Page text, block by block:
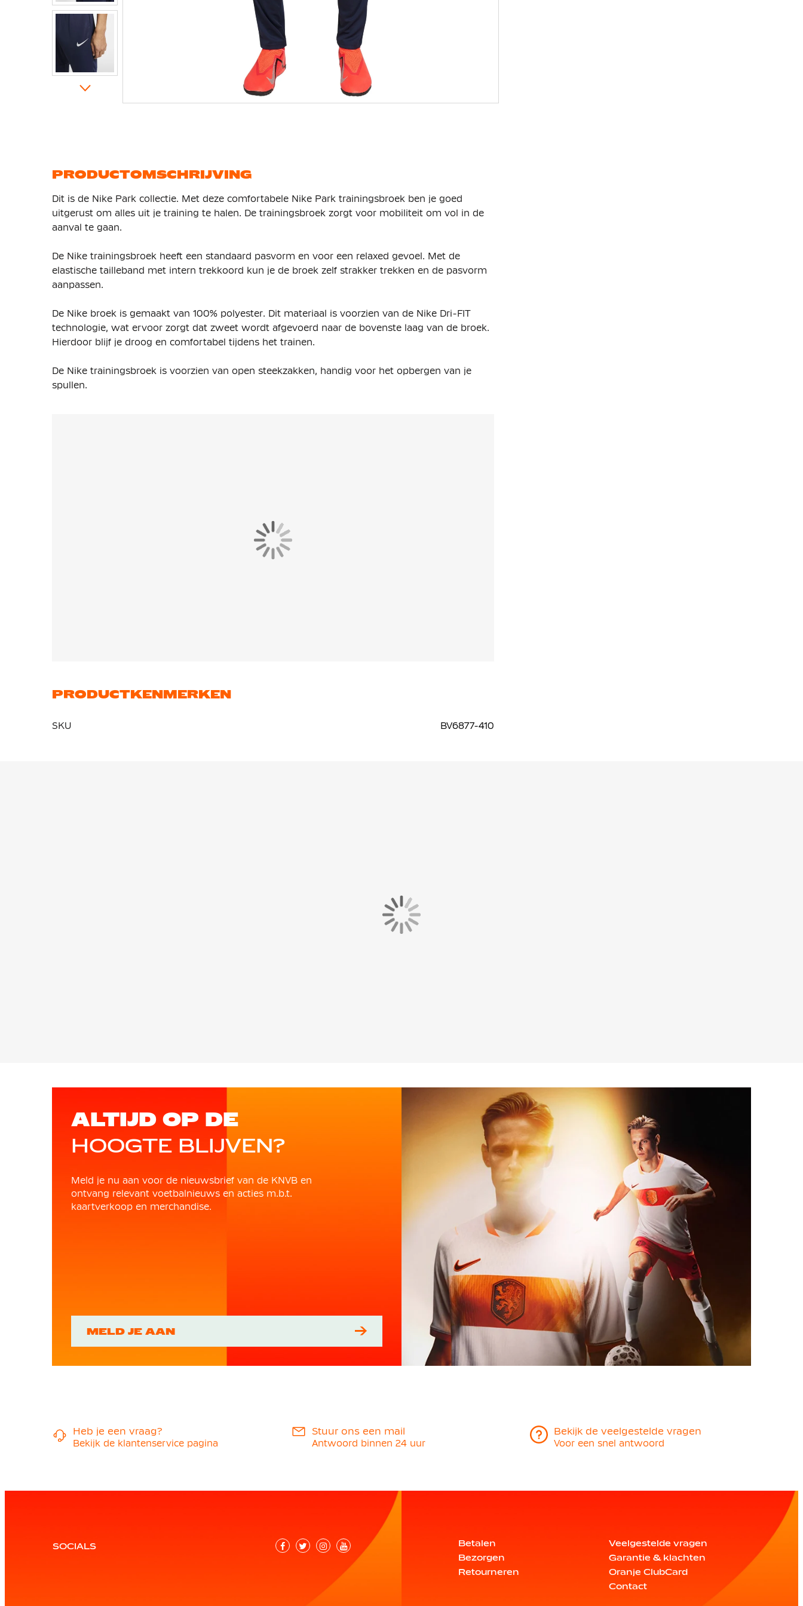
gallerij
PRODUCTOMSCHRIJVING
Dit is de Nike Park collectie. Met deze comfortabele Nike Park trainingsbroek ben je goed
uitgerust om alles uit je training te halen. De trainingsbroek zorgt voor mobiliteit om vol in de
aanval te gaan.
De Nike trainingsbroek heeft een standaard pasvorm en voor een relaxed gevoel. Met de
elastische tailleband met intern trekkoord kun je de broek zelf strakker trekken en de pasvorm
aanpassen.
De Nike broek is gemaakt van 100% polyester. Dit materiaal is voorzien van de Nike Dri-FIT
technologie, wat ervoor zorgt dat zweet wordt afgevoerd naar de bovenste laag van de broek.
Hierdoor blijf je droog en comfortabel tijdens het trainen.
De Nike trainingsbroek is voorzien van open steekzakken, handig voor het opbergen van je
spullen.
PRODUCTKENMERKEN
SKU BV6877-410
ALTIJD OP DE
HOOGTE BLIJVEN?
Meld je nu aan voor de nieuwsbrief van de KNVB en
ontvang relevant voetbalnieuws en acties m.b.t.
kaartverkoop en merchandise.
MELD JE AAN
Heb je een vraag?
Bekijk de klantenservice pagina
Stuur ons een mail
Antwoord binnen 24 uur
Bekijk de veelgestelde vragen
Voor een snel antwoord
SOCIALS
Betalen
Bezorgen
Retourneren
Veelgestelde vragen
Garantie & klachten
Oranje ClubCard
Contact